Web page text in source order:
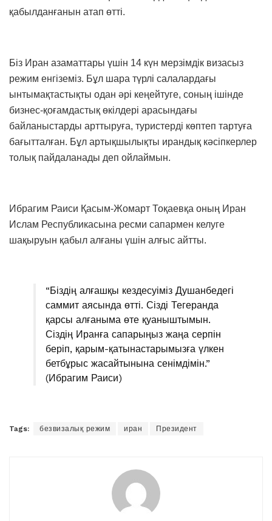
қабылданғанын атап өтті.
Біз Иран азаматтары үшін 14 күн мерзімдік визасыз
режим енгіземіз. Бұл шара түрлі салалардағы
ынтымақтастықты одан әрі кеңейтуге, соның ішінде
бизнес-қоғамдастық өкілдері арасындағы
байланыстарды арттыруға, туристерді көптеп тартуға
бағытталған. Бұл артықшылықты ирандық кәсіпкерлер
толық пайдаланады деп ойлаймын.
Ибрагим Раиси Қасым-Жомарт Тоқаевқа оның Иран
Ислам Республикасына ресми сапармен келуге
шақыруын қабыл алғаны үшін алғыс айтты.
“Біздің алғашқы кездесуіміз Душанбедегі
саммит аясында өтті. Сізді Тегеранда
қарсы алғаныма өте қуаныштымын.
Сіздің Иранға сапарыңыз жаңа серпін
беріп, қарым-қатынастарымызға үлкен
бетбұрыс жасайтынына сенімдімін.”
(Ибрагим Раиси)
Tags: безвизалық режим иран Президент